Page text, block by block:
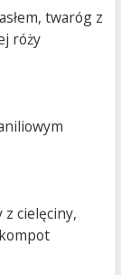
twaróg z
róży
cielęciny,